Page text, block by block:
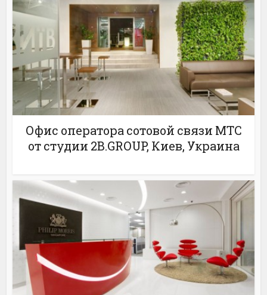
Офис оператора сотовой связи МТС
от студии 2B.GROUP, Киев, Украина